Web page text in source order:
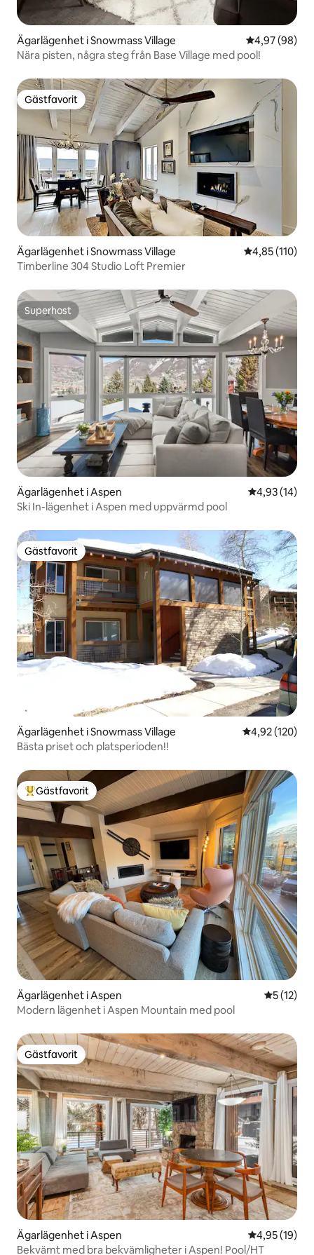
Ägarlägenhet i Snowmass Village 4,97 av 5 i
4,97 (98)
Nära pisten, några steg från Base Village med pool!
Gästfavorit
Gästfavorit
Ägarlägenhet i Snowmass Village 4,85 av 5 i
4,85 (110)
Timberline 304 Studio Loft Premier
Superhost
Superhost
Ägarlägenhet i Aspen 4,93 av 5 i
4,93 (14)
Ski In-lägenhet i Aspen med uppvärmd pool
Gästfavorit
Gästfavorit
Ägarlägenhet i Snowmass Village 4,92 av 5 i
4,92 (120)
Bästa priset och platsperioden!!
Populär gästfavorit
Gästfavorit
Ägarlägenhet i Aspen 5 av 5 i
5 (12)
Modern lägenhet i Aspen Mountain med pool
Gästfavorit
Gästfavorit
Ägarlägenhet i Aspen 4,95 av 5 i
4,95 (19)
Bekvämt med bra bekvämligheter i Aspen! Pool/HT